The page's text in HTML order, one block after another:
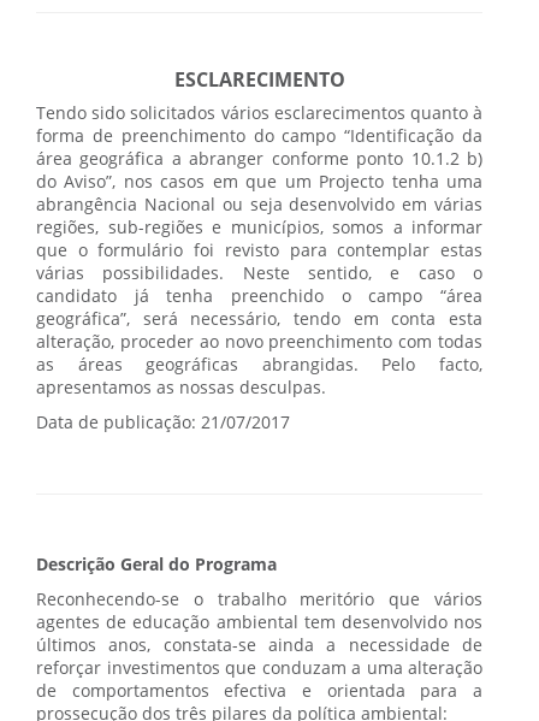
ESCLARECIMENTO
Tendo sido solicitados vários esclarecimentos quanto à
forma de preenchimento do campo “Identificação da
área geográfica a abranger conforme ponto 10.1.2 b)
do Aviso”, nos casos em que um Projecto tenha uma
abrangência Nacional ou seja desenvolvido em várias
regiões, sub-regiões e municípios, somos a informar
que o formulário foi revisto para contemplar estas
várias possibilidades. Neste sentido, e caso o
candidato já tenha preenchido o campo “área
geográfica”, será necessário, tendo em conta esta
alteração, proceder ao novo preenchimento com todas
as áreas geográficas abrangidas. Pelo facto,
apresentamos as nossas desculpas.
Data de publicação: 21/07/2017
Descrição Geral do Programa
Reconhecendo-se o trabalho meritório que vários
agentes de educação ambiental tem desenvolvido nos
últimos anos, constata-se ainda a necessidade de
reforçar investimentos que conduzam a uma alteração
de comportamentos efectiva e orientada para a
prossecução dos três pilares da política ambiental: